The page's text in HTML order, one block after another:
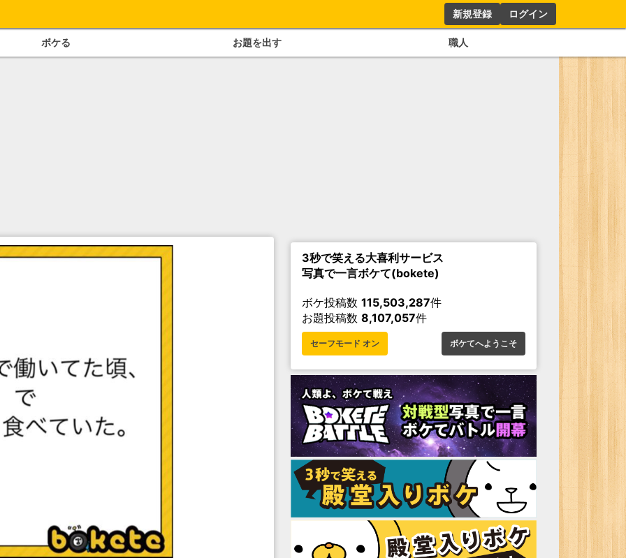
新規登録 ログイン
ボケる お題を出す 職人
3秒で笑える大喜利サービス
写真で一言ボケて(bokete)
ボケ投稿数 115,503,287件
お題投稿数 8,107,057件
セーフモード オン ボケてへようこそ